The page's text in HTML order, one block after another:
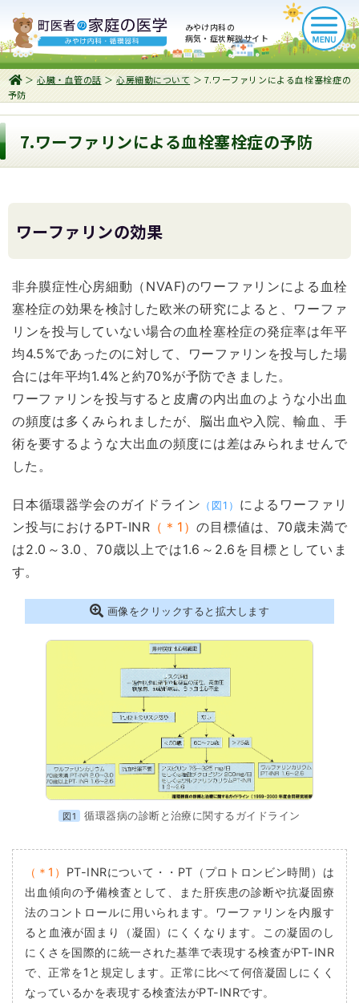
みやけ内科の
病気・症状解説サイト
＞心臓・血管の話＞心房細動について ＞ 7.ワーファリンによる血栓塞栓症の
予防
7.ワーファリンによる血栓塞栓症の予防
ワーファリンの効果
非弁膜症性心房細動（NVAF)のワーファリンによる血栓
塞栓症の効果を検討した欧米の研究によると、ワーファ
リンを投与していない場合の血栓塞栓症の発症率は年平
均4.5%であったのに対して、ワーファリンを投与した場
合には年平均1.4%と約70%が予防できました。
ワーファリンを投与すると皮膚の内出血のような小出血
の頻度は多くみられましたが、脳出血や入院、輸血、手
術を要するような大出血の頻度には差はみられませんで
した。
日本循環器学会のガイドライン （図1） によるワーファリ
ン投与におけるPT-INR （＊1）の目標値は、70歳未満で
は2.0～3.0、70歳以上では1.6～2.6を目標としていま
す。
画像をクリックすると拡大します
図1 循環器病の診断と治療に関するガイドライン
（＊1） PT-INRについて・・PT（プロトロンビン時間）は
出血傾向の予備検査として、また肝疾患の診断や抗凝固療
法のコントロールに用いられます。ワーファリンを内服す
ると血液が固まり（凝固）にくくなります。この凝固のし
にくさを国際的に統一された基準で表現する検査がPT-INR
で、正常を1と規定します。正常に比べて何倍凝固しにくく
なっているかを表現する検査法がPT-INRです。